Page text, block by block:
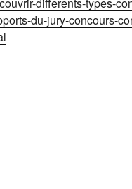
du-jury-concours-